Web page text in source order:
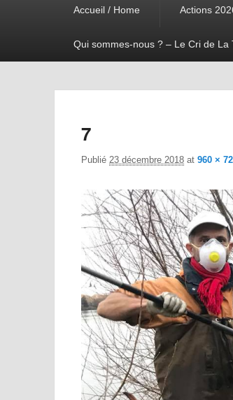
Accueil / Home Actions
Qui sommes-nous ? – Le Cri de La
7
Publié 23 décembre 2018 at 960 ×